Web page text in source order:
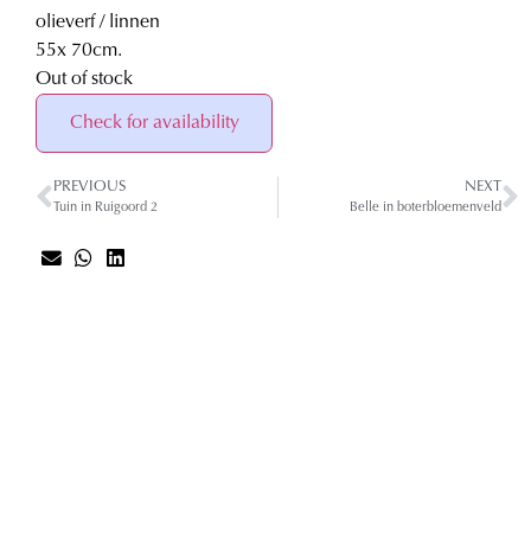
olieverf / linnen
55x 70cm.
Out of stock
Check for availability
PREVIOUS
Tuin in Ruigoord 2
NEXT
Belle in boterbloemenveld